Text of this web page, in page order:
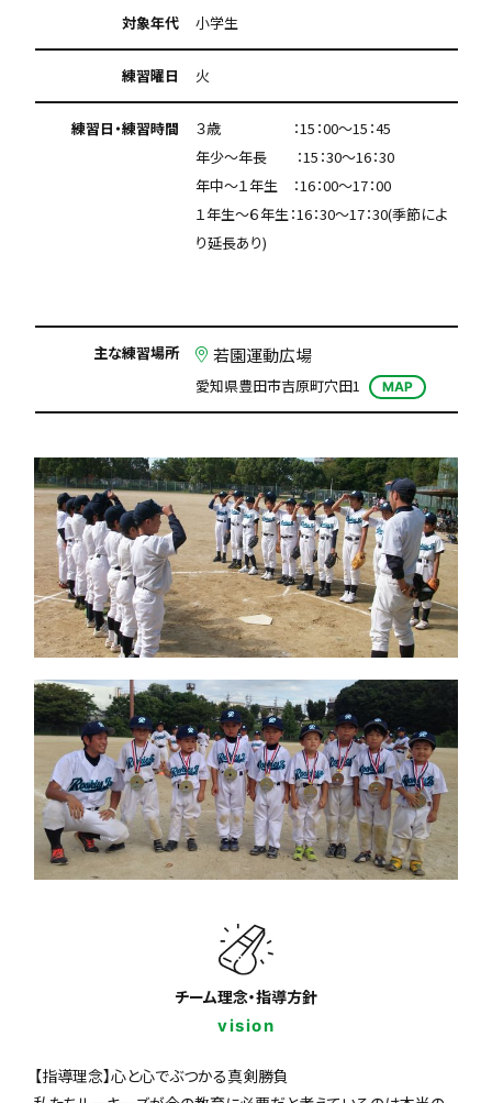
対象年代 小学生
練習曜日 火
練習日・練習時間
３歳 ：15：00～15：45
年少～年長 ：15：30～16：30
年中～１年生 ：16：00～17：00
１年生～６年生：16：30～17：30(季節によ
り延長あり)
主な練習場所 若園運動広場
愛知県豊田市吉原町穴田1 MAP
チーム理念・指導方針
vision
【指導理念】心と心でぶつかる真剣勝負